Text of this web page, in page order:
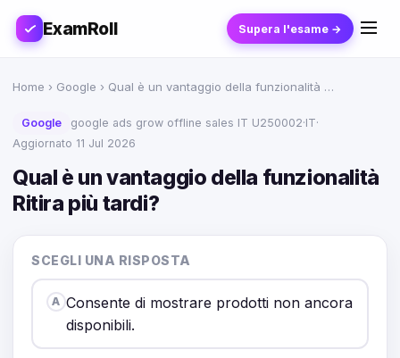
ExamRoll Supera l'esame →
Home › Google › Qual è un vantaggio della funzionalità …
Google google ads grow offline sales IT U250002·IT·
Aggiornato 11 Jul 2026
Qual è un vantaggio della funzionalità
Ritira più tardi?
SCEGLI UNA RISPOSTA
A Consente di mostrare prodotti non ancora
disponibili.